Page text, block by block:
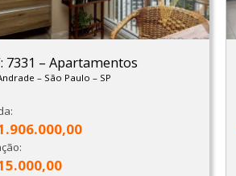
7331 – Apartamentos
– São Paulo – SP